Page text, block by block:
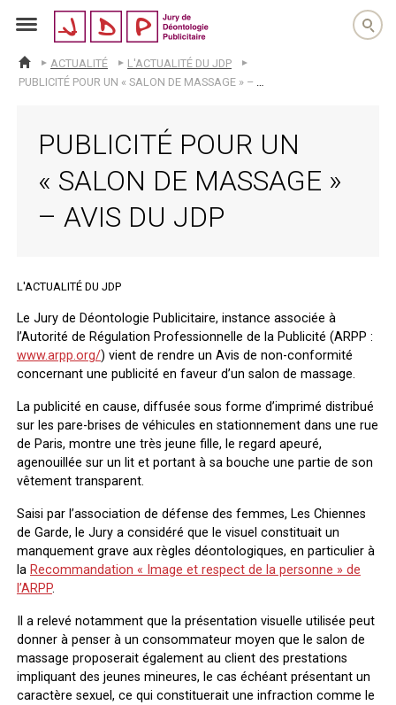
jdp
ACCUEIL
ACTUALITÉ
L'ACTUALITÉ DU JDP
PUBLICITÉ POUR UN « SALON DE MASSAGE » – AVIS DU JDP
PUBLICITÉ POUR UN
« SALON DE MASSAGE »
– AVIS DU JDP
L'ACTUALITÉ DU JDP
Le Jury de Déontologie Publicitaire, instance associée à
l’Autorité de Régulation Professionnelle de la Publicité (ARPP :
www.arpp.org/) vient de rendre un Avis de non-conformité
concernant une publicité en faveur d’un salon de massage.
La publicité en cause, diffusée sous forme d’imprimé distribué
sur les pare-brises de véhicules en stationnement dans une rue
de Paris, montre une très jeune fille, le regard apeuré,
agenouillée sur un lit et portant à sa bouche une partie de son
vêtement transparent.
Saisi par l’association de défense des femmes, Les Chiennes
de Garde, le Jury a considéré que le visuel constituait un
manquement grave aux règles déontologiques, en particulier à
la Recommandation « Image et respect de la personne » de
l’ARPP.
Il a relevé notamment que la présentation visuelle utilisée peut
donner à penser à un consommateur moyen que le salon de
massage proposerait également au client des prestations
impliquant des jeunes mineures, le cas échéant présentant un
caractère sexuel, ce qui constituerait une infraction comme le